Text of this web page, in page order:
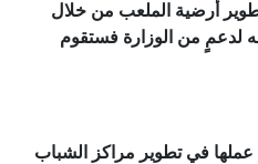
أرضية الملعب من خلال
لدعمٍ من الوزارة فستقوم
عملها في تطوير مراكز الشباب